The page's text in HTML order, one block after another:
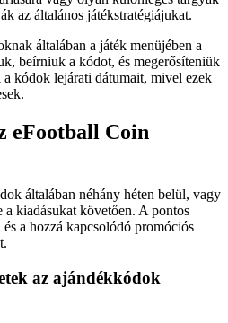
az általános játékstratégiájukat.
általában a játék menüjében a
beírniuk a kódot, és megerősíteniük
kódok lejárati dátumait, mivel ezek
eFootball Coin
általában néhány héten belül, vagy
kiadásukat követően. A pontos
a hozzá kapcsolódó promóciós
az ajándékkódok